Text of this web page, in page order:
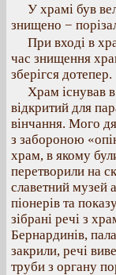
У храмі був
знищено −
При вході в
час знищення
зберігся дотепер.
Храм існував в
відкритий для
вінчання. Мого
з забороною
храм, в якому
перетворили на
славетний музей
піонерів та
зібрані речі з
Бернардинів,
закрили, речі
труби з органу